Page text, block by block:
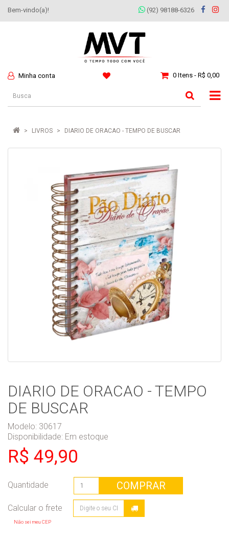
Bem-vindo(a)! (92) 98188-6326
Minha conta 0 Itens - R$ 0,00
LIVROS DIARIO DE ORACAO - TEMPO DE BUSCAR
DIARIO DE ORACAO - TEMPO
DE BUSCAR
Modelo: 30617
Disponibilidade: Em estoque
R$ 49,90
Quantidade COMPRAR
Não sei meu CEP